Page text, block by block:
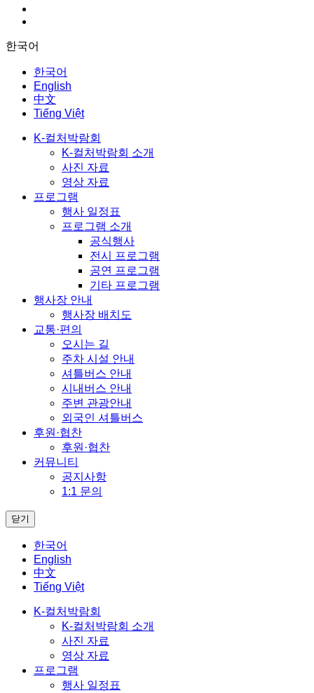
한국어
한국어
English
中文
Tiếng Việt
K-컬처박람회
K-컬처박람회 소개
사진 자료
영상 자료
프로그램
행사 일정표
프로그램 소개
공식행사
전시 프로그램
공연 프로그램
기타 프로그램
행사장 안내
행사장 배치도
교통·편의
오시는 길
주차 시설 안내
셔틀버스 안내
시내버스 안내
주변 관광안내
외국인 셔틀버스
후원·협찬
후원·협찬
커뮤니티
공지사항
1:1 문의
닫기
한국어
English
中文
Tiếng Việt
K-컬처박람회
K-컬처박람회 소개
사진 자료
영상 자료
프로그램
행사 일정표